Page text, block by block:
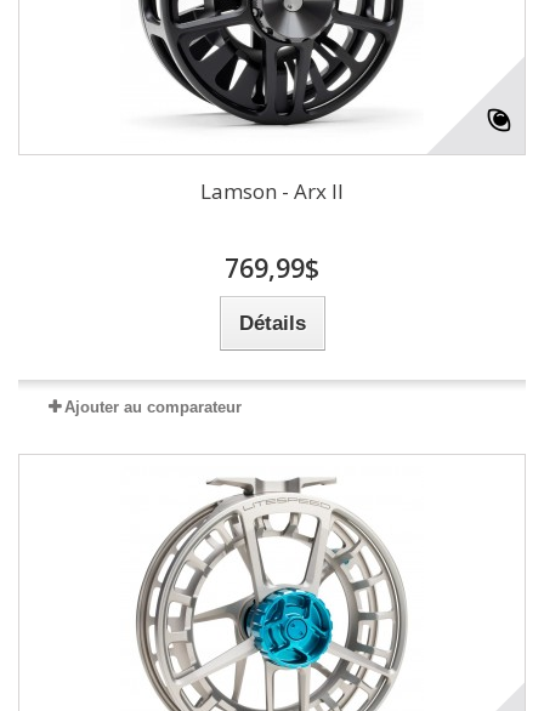
Lamson - Arx II
769,99$
Détails
Ajouter au comparateur